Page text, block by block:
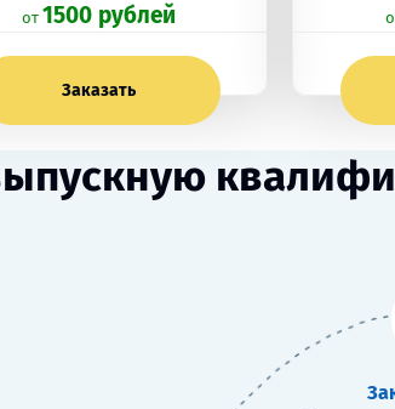
oт 1500 рублей
Заказать